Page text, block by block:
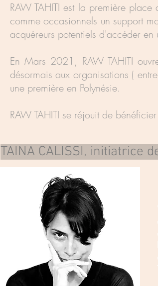
RAW TAHITI est la première
comme occasionnels un support
acquéreurs potentiels d'accéder
En Mars 2021, RAW TAHITI
désormais aux organisations (
une première en Polynésie.
RAW TAHITI se réjouit de
TAINA CALISSI, initiatrice